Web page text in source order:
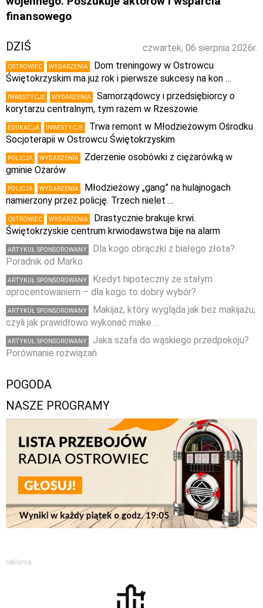
finansowego
czwartek, 06 sierpnia 2026r.
DZIŚ
OSTROWIEC WYDARZENIA
Dom treningowy w Ostrowcu
Świętokrzyskim ma już rok i pierwsze sukcesy na kon …
INWESTYCJE WYDARZENIA
Samorządowcy i przedsiębiorcy o
korytarzu centralnym, tym razem w Rzeszowie
EDUKACJA INWESTYCJE
Trwa remont w Młodzieżowym Ośrodku
Socjoterapii w Ostrowcu Świętokrzyskim
POLICJA WYDARZENIA
Zderzenie osobówki z ciężarówką w
gminie Ożarów
POLICJA WYDARZENIA
Młodzieżowy „gang” na hulajnogach
namierzony przez policję. Trzech nielet …
OSTROWIEC WYDARZENIA
Drastycznie brakuje krwi.
Świętokrzyskie centrum krwiodawstwa bije na alarm
ARTYKUŁ SPONSOROWANY
Dla kogo obrączki z białego złota?
Poradnik od Marko
ARTYKUŁ SPONSOROWANY
Kredyt hipoteczny ze stałym
oprocentowaniem – dla kogo to dobry wybór?
ARTYKUŁ SPONSOROWANY
Makijaż, który wygląda jak bez makijażu,
czyli jak prawidłowo wykonać make …
ARTYKUŁ SPONSOROWANY
Jaka szafa do wąskiego przedpokoju?
Porównanie rozwiązań
POGODA
NASZE PROGRAMY
reklama